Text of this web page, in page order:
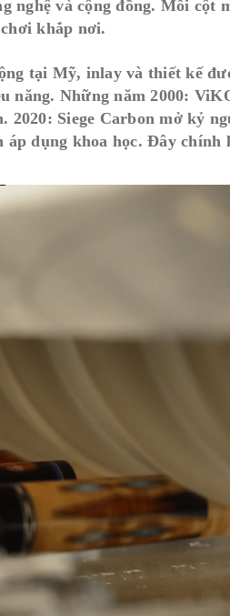
nghệ và cộng đồng. Mỗi cột
khắp nơi.
tại Mỹ, inlay và thiết kế
năng. Những năm 2000:
Siege Carbon mở kỷ
dụng khoa học. Đây chính